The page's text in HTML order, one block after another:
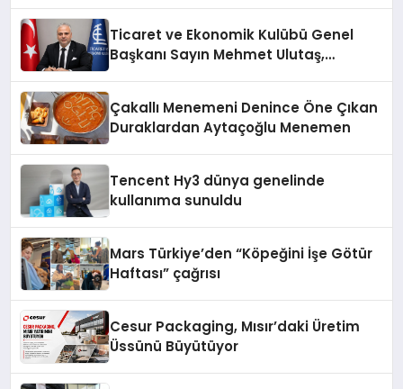
Ticaret ve Ekonomik Kulübü Genel
Başkanı Sayın Mehmet Ulutaş,
Çakallı Menemeni Denince Öne Çıkan
Duraklardan Aytaçoğlu Menemen
Tencent Hy3 dünya genelinde
kullanıma sunuldu
Mars Türkiye’den “Köpeğini İşe Götür
Haftası” çağrısı
Cesur Packaging, Mısır’daki Üretim
Üssünü Büyütüyor